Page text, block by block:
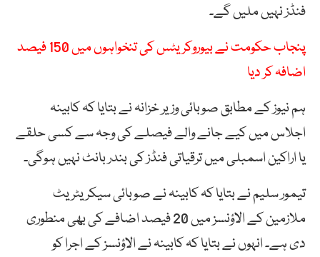
فنڈز نہیں ملیں گے۔
پنجاب حکومت نے بیوروکریٹس کی تنخواہوں میں 150 فیصد
اضافہ کر دیا
ہم نیوز کے مطابق صوبائی وزیر خزانہ نے بتایا کہ کابینہ
اجلاس میں کیے جانے والے فیصلے کی وجہ سے کسی حلقے
یا اراکین اسمبلی میں ترقیاتی فنڈز کی بندر بانٹ نہیں ہوگی۔
تیمور سلیم نے بتایا کہ کابینہ نے صوبائی سیکریٹریٹ
ملازمین کے الاؤنسز میں 20 فیصد اضافے کی بھی منطوری
دی ہے۔ انہوں نے بتایا کہ کابینہ نے الاؤنسز کے اجرا کو